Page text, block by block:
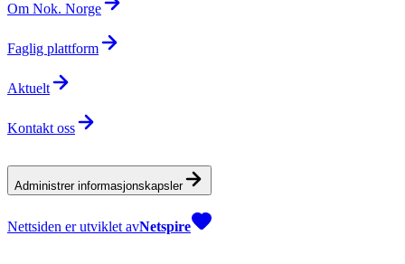
Om Nok. Norge
Faglig plattform
Aktuelt
Kontakt oss
Administrer informasjonskapsler
Nettsiden er utviklet avNetspire